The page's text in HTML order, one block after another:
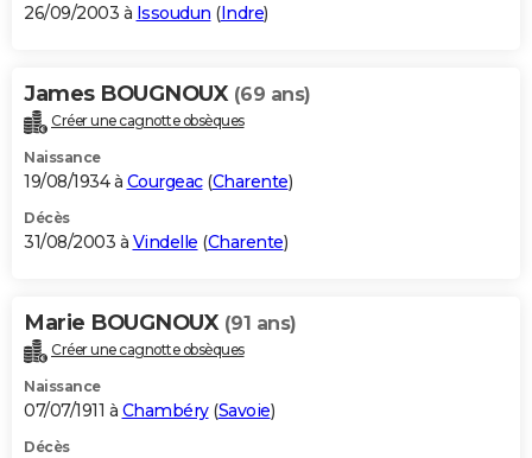
26/09/2003 à Issoudun (Indre)
James BOUGNOUX (69 ans)
Créer une cagnotte obsèques
Naissance
19/08/1934 à Courgeac(Charente)
Décès
31/08/2003 à Vindelle (Charente)
Marie BOUGNOUX (91 ans)
Créer une cagnotte obsèques
Naissance
07/07/1911 à Chambéry(Savoie)
Décès